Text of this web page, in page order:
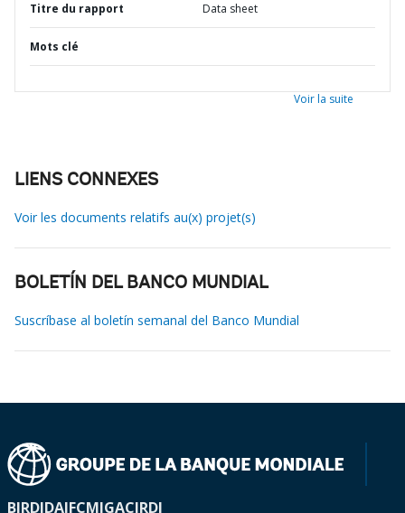
Titre du rapport Data sheet
Mots clé
Voir la suite
LIENS CONNEXES
Voir les documents relatifs au(x) projet(s)
BOLETÍN DEL BANCO MUNDIAL
Suscríbase al boletín semanal del Banco Mundial
BIRDIDAIFCMIGACIRDI